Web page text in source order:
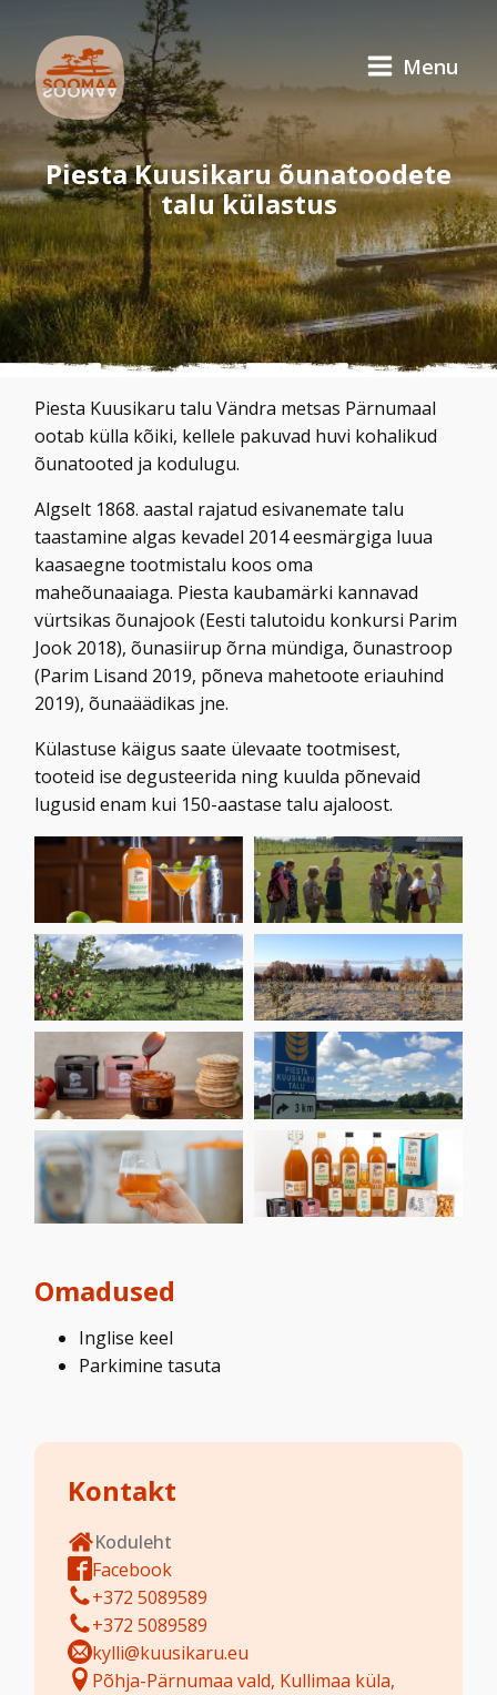
Menu
Piesta Kuusikaru õunatoodete
talu külastus
Piesta Kuusikaru talu Vändra metsas Pärnumaal
ootab külla kõiki, kellele pakuvad huvi kohalikud
õunatooted ja kodulugu.
Algselt 1868. aastal rajatud esivanemate talu
taastamine algas kevadel 2014 eesmärgiga luua
kaasaegne tootmistalu koos oma
maheõunaaiaga. Piesta kaubamärki kannavad
vürtsikas õunajook (Eesti talutoidu konkursi Parim
Jook 2018), õunasiirup õrna mündiga, õunastroop
(Parim Lisand 2019, põneva mahetoote eriauhind
2019), õunaäädikas jne.
Külastuse käigus saate ülevaate tootmisest,
tooteid ise degusteerida ning kuulda põnevaid
lugusid enam kui 150-aastase talu ajaloost.
Omadused
Inglise keel
Parkimine tasuta
Kontakt
Koduleht
Facebook
+372 5089589
+372 5089589
kylli@kuusikaru.eu
Põhja-Pärnumaa vald, Kullimaa küla,